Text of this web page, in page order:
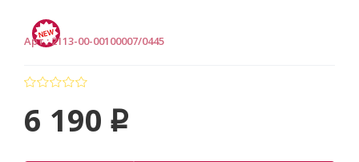
Арт.:2113-00-00100007/0445
6 190 p